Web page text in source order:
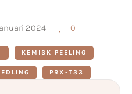
2024 0
KEMISK PEELING
PRX-T33